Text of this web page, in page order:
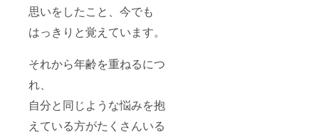
思いをしたこと、今でも
はっきりと覚えています。
それから年齢を重ねるにつ
れ、
自分と同じような悩みを抱
えている方がたくさんいる